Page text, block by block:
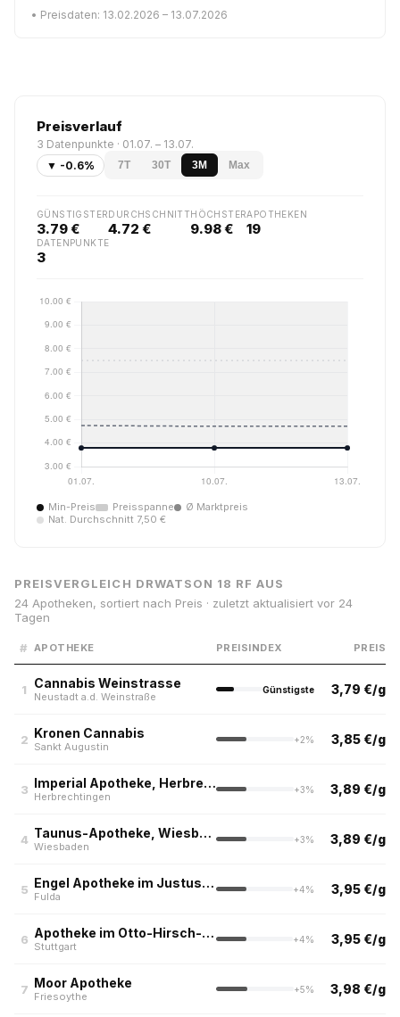
• Preisdaten: 13.02.2026 – 13.07.2026
Preisverlauf
3 Datenpunkte · 01.07. – 13.07.
▼ -0.6%
7T 30T 3M Max
GÜNSTIGSTER
3.79 €
DURCHSCHNITT
4.72 €
HÖCHSTER
9.98 €
APOTHEKEN
19
DATENPUNKTE
3
Min-Preis Preisspanne
Ø Marktpreis
Nat. Durchschnitt 7,50 €
PREISVERGLEICH DRWATSON 18 RF AUS
24 Apotheken, sortiert nach Preis · zuletzt aktualisiert vor 24
Tagen
# APOTHEKE PREISINDEX PREIS
1 Cannabis Weinstrasse
Neustadt a.d. Weinstraße
Günstigste 3,79 €/g
2 Kronen Cannabis
Sankt Augustin
+2% 3,85 €/g
3 Imperial Apotheke, Herbrechtingen
Herbrechtingen
+3% 3,89 €/g
4 Taunus-Apotheke, Wiesbaden
Wiesbaden
+3% 3,89 €/g
5 Engel Apotheke im Justus Liebig Center
Fulda
+4% 3,95 €/g
6 Apotheke im Otto-Hirsch-Center
Stuttgart
+4% 3,95 €/g
7 Moor Apotheke
Friesoythe
+5% 3,98 €/g